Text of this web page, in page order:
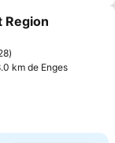
favoritos
Region
km de Enges